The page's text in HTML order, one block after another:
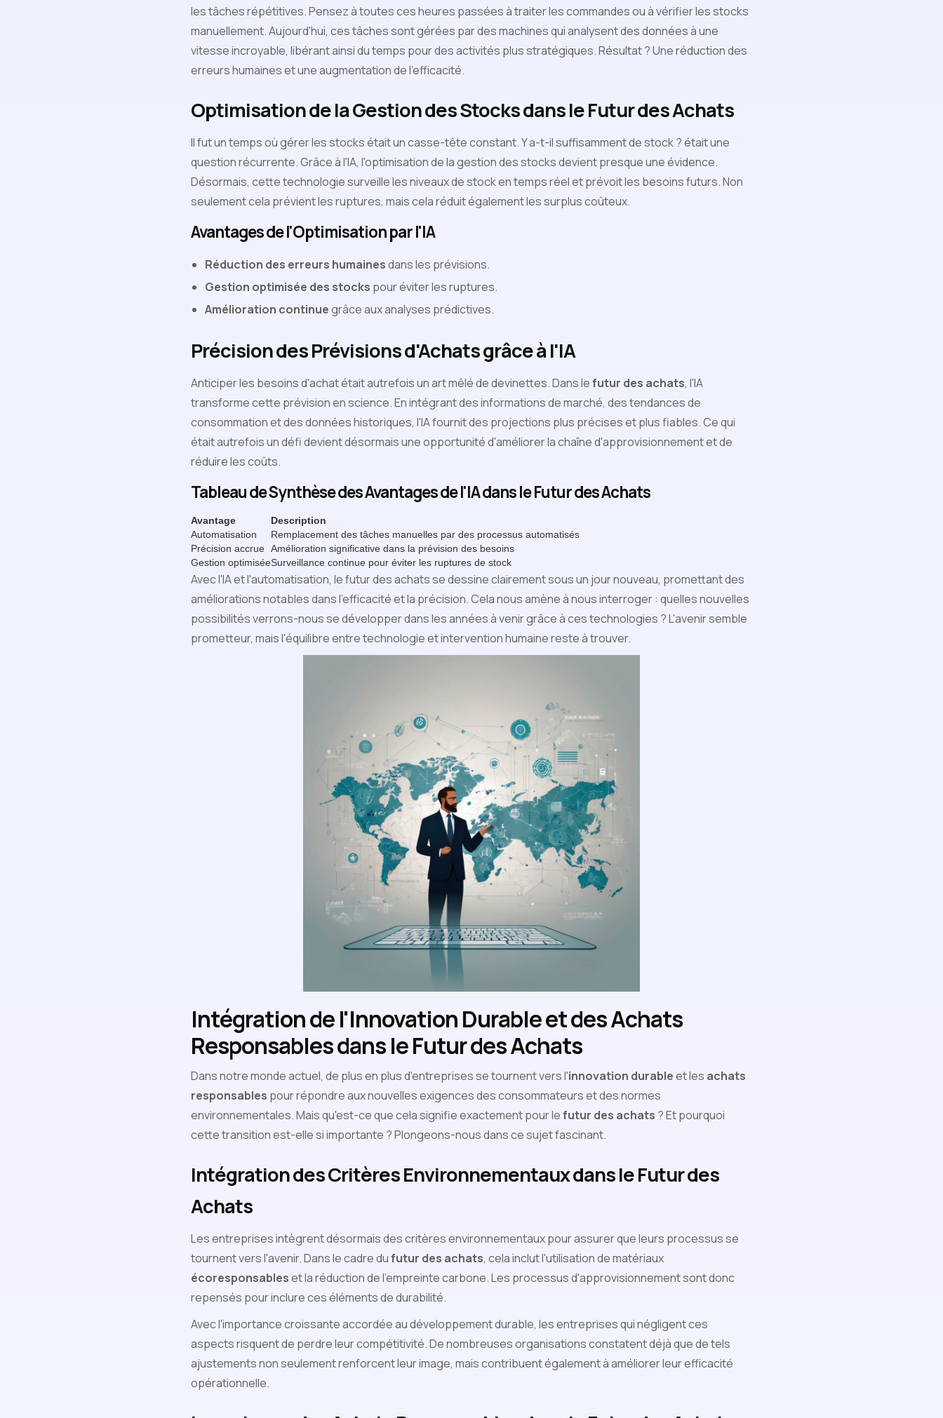
les tâches répétitives. Pensez à toutes ces heures passées à traiter les commandes ou à vérifier les stocks
manuellement. Aujourd'hui, ces tâches sont gérées par des machines qui analysent des données à une
vitesse incroyable, libérant ainsi du temps pour des activités plus stratégiques. Résultat ? Une réduction des
erreurs humaines et une augmentation de l'efficacité.
Optimisation de la Gestion des Stocks dans le Futur des Achats
Il fut un temps où gérer les stocks était un casse-tête constant. Y a-t-il suffisamment de stock ? était une
question récurrente. Grâce à l'IA, l'optimisation de la gestion des stocks devient presque une évidence.
Désormais, cette technologie surveille les niveaux de stock en temps réel et prévoit les besoins futurs. Non
seulement cela prévient les ruptures, mais cela réduit également les surplus coûteux.
Avantages de l'Optimisation par l'IA
Réduction des erreurs humainesdans les prévisions.
Gestion optimisée des stocks pour éviter les ruptures.
Amélioration continuegrâce aux analyses prédictives.
Précision des Prévisions d'Achats grâce à l'IA
Anticiper les besoins d'achat était autrefois un art mêlé de devinettes. Dans lefutur des achats, l'IA
transforme cette prévision en science. En intégrant des informations de marché, des tendances de
consommation et des données historiques, l'IA fournit des projections plus précises et plus fiables. Ce qui
était autrefois un défi devient désormais une opportunité d'améliorer la chaîne d'approvisionnement et de
réduire les coûts.
Tableau de Synthèse des Avantages de l'IA dans le Futur des Achats
Avantage
Description
Automatisation
Remplacement des tâches manuelles par des processus automatisés
Précision accrue Amélioration significative dans la prévision des besoins
Gestion optimiséeSurveillance continue pour éviter les ruptures de stock
Avec l'IA et l'automatisation, le futur des achats se dessine clairement sous un jour nouveau, promettant des
améliorations notables dans l'efficacité et la précision. Cela nous amène à nous interroger : quelles nouvelles
possibilités verrons-nous se développer dans les années à venir grâce à ces technologies ? L'avenir semble
prometteur, mais l'équilibre entre technologie et intervention humaine reste à trouver.
Intégration de l'Innovation Durable et des Achats
Responsables dans le Futur des Achats
Dans notre monde actuel, de plus en plus d'entreprises se tournent vers l'innovation durableet les achats
responsables pour répondre aux nouvelles exigences des consommateurs et des normes
environnementales. Mais qu'est-ce que cela signifie exactement pour lefutur des achats ? Et pourquoi
cette transition est-elle si importante ? Plongeons-nous dans ce sujet fascinant.
Intégration des Critères Environnementaux dans le Futur des
Achats
Les entreprises intègrent désormais des critères environnementaux pour assurer que leurs processus se
tournent vers l'avenir. Dans le cadre dufutur des achats, cela inclut l'utilisation de matériaux
écoresponsableset la réduction de l'empreinte carbone. Les processus d'approvisionnement sont donc
repensés pour inclure ces éléments de durabilité.
Avec l'importance croissante accordée au développement durable, les entreprises qui négligent ces
aspects risquent de perdre leur compétitivité. De nombreuses organisations constatent déjà que de tels
ajustements non seulement renforcent leur image, mais contribuent également à améliorer leur efficacité
opérationnelle.